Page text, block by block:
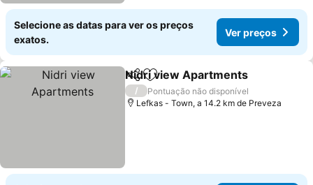
Selecione as datas para ver os preços
exatos.
Ver preços
PartilharAdicionar aos favoritos
Nidri view Apartments
/
Pontuação não disponível
Lefkas - Town, a 14.2 km de Preveza